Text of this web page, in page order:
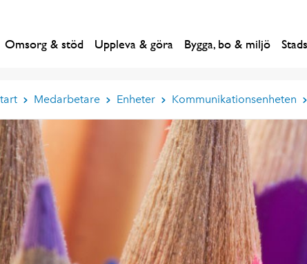
Omsorg & stöd Uppleva & göra Bygga, bo & miljö
Medarbetare Enheter Kommunikationsenheten